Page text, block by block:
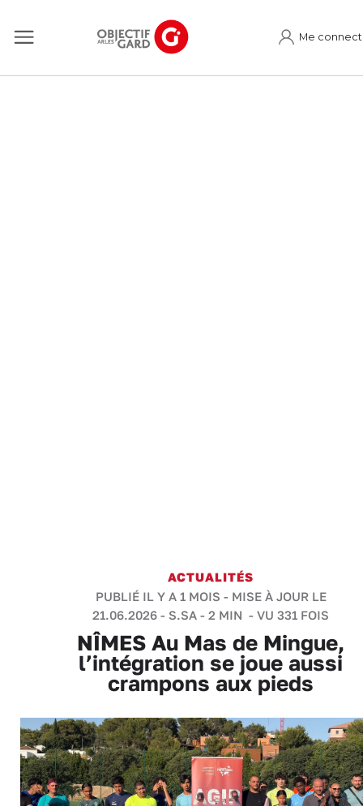
Me
ACTUALITÉS
PUBLIÉ IL Y A 1 MOIS - MISE À JOUR LE
21.06.2026 - S.SA - 2 MIN - VU 331 FOIS
NÎMES Au Mas de Mingue,
l’intégration se joue aussi
crampons aux pieds